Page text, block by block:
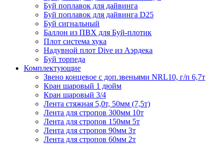
Буй поплавок для дайвинга
Буй поплавок для дайвинга D25
Буй сигнальный
Баллон из ПВХ для Буй-плотик
Плот система хука
Надувной плот Dive из Аэрдека
Буй торпеда
Комплектующие
Звено концевое с доп.звеньями NRL10, г/п 6,7т
Кран шаровый 1 дюйм
Кран шаровый 3/4
Лента стяжная 5,0т, 50мм (7,5т)
Лента для стропов 300мм 10т
Лента для стропов 150мм 5т
Лента для стропов 90мм 3т
Лента для стропов 60мм 2т